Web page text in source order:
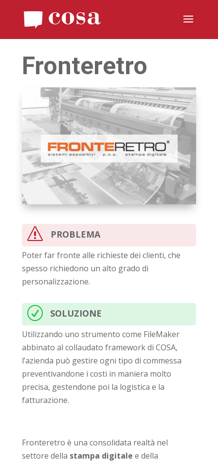
Fronteretro
s problema
Poter far fronte alle richieste dei clienti, che
spesso richiedono un alto grado di
personalizzazione.
R soluzione
Utilizzando uno strumento come FileMaker
abbinato al collaudato framework di COSA,
l’azienda può gestire ogni tipo di commessa
preventivandone i costi in maniera molto
precisa, gestendone poi la logistica e la
fatturazione.
Fronteretro è una consolidata realtà nel
settore della stampa digitale e della